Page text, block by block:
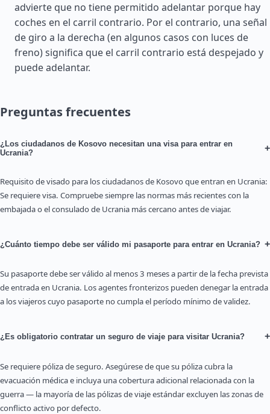
advierte que no tiene permitido adelantar porque hay
coches en el carril contrario. Por el contrario, una señal
de giro a la derecha (en algunos casos con luces de
freno) significa que el carril contrario está despejado y
puede adelantar.
Preguntas frecuentes
¿Los ciudadanos de Kosovo necesitan una visa para entrar en
Ucrania?
+
Requisito de visado para los ciudadanos de Kosovo que entran en Ucrania:
Se requiere visa. Compruebe siempre las normas más recientes con la
embajada o el consulado de Ucrania más cercano antes de viajar.
¿Cuánto tiempo debe ser válido mi pasaporte para entrar en Ucrania? +
Su pasaporte debe ser válido al menos 3 meses a partir de la fecha prevista
de entrada en Ucrania. Los agentes fronterizos pueden denegar la entrada
a los viajeros cuyo pasaporte no cumpla el período mínimo de validez.
¿Es obligatorio contratar un seguro de viaje para visitar Ucrania? +
Se requiere póliza de seguro. Asegúrese de que su póliza cubra la
evacuación médica e incluya una cobertura adicional relacionada con la
guerra — la mayoría de las pólizas de viaje estándar excluyen las zonas de
conflicto activo por defecto.